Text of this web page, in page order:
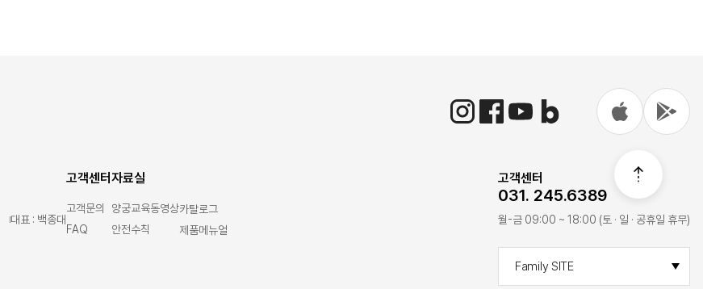
대표 : 백종대
고객센터
고객문의
FAQ
자료실
양궁교육동영상
안전수칙
카탈로그
제품메뉴얼
고객센터
031. 245.6389
월-금 09:00 ~ 18:00 (토 · 일 · 공휴일 휴무)